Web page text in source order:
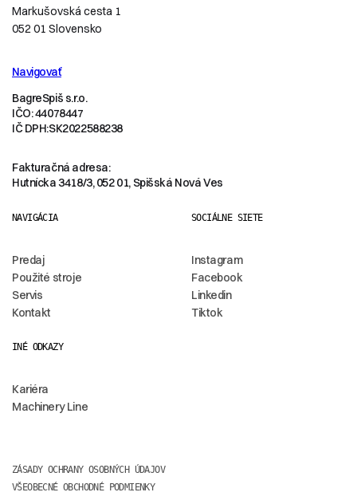
Markušovská cesta 1
052 01 Slovensko
Navigovať
BagreSpiš s.r.o.
IČO: 44078447
IČ DPH:SK2022588238
Fakturačná adresa:
Hutnícka 3418/3, 052 01, Spišská Nová Ves
NAVIGÁCIA
Predaj
Použité stroje
Servis
Kontakt
SOCIÁLNE SIETE
Instagram
Facebook
Linkedin
Tiktok
INÉ ODKAZY
Kariéra
Machinery Line
ZÁSADY OCHRANY OSOBNÝCH ÚDAJOV
VŠEOBECNÉ OBCHODNÉ PODMIENKY